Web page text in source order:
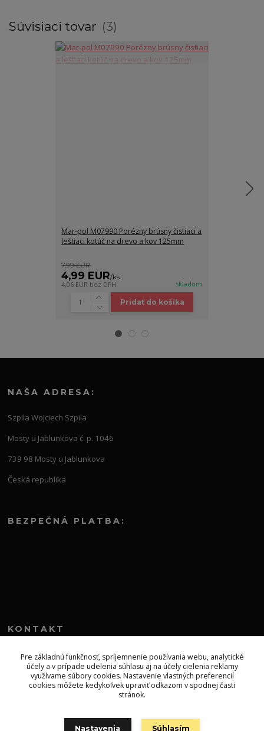
Súvisiaci tovar 3
Mar-pol M07990 Porézny brúsny čistiaci a
leštiaci kotúč na drevo a kov 125mm
7,99 EUR
4,99 EUR/ks
4,06 EUR bez DPH skladom
Pridať do košíka
NAŠA ADRESA:
Szpila Wojciech Szpila
Mosty u Jablunkova č. p. 1046
739 98 Mosty u Jablunkova
Česká republika
BEZPEČNÁ PLATBA:
KONTAKT
+421 552 304 860
Po-Pia 8.00-13.00
topprodejsk@gmail.com
Pre základnú funkčnosť, spríjemnenie používania webu, analytické
účely a v prípade udelenia súhlasu aj na účely cielenia reklamy
využívame súbory cookies. Nastavenie vlastných preferencií
cookies môžete kedykoľvek upraviť odkazom v spodnej časti
stránok.
Nastavenia Súhlasím